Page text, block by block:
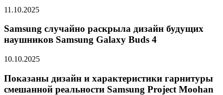
11.10.2025
Samsung случайно раскрыла дизайн будущих
наушников Samsung Galaxy Buds 4
10.10.2025
Показаны дизайн и характеристики гарнитуры
смешанной реальности Samsung Project Moohan